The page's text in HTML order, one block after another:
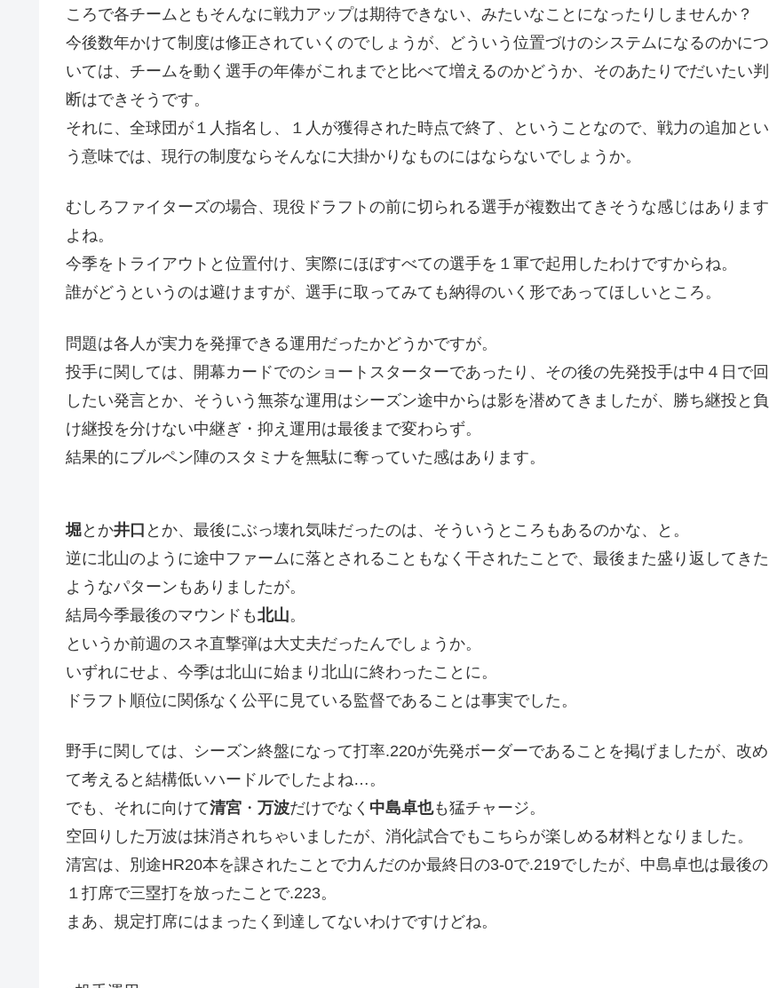
ころで各チームともそんなに戦力アップは期待できない、みたいなことになったりしませんか？
今後数年かけて制度は修正されていくのでしょうが、どういう位置づけのシステムになるのかにつ
いては、チームを動く選手の年俸がこれまでと比べて増えるのかどうか、そのあたりでだいたい判
断はできそうです。
それに、全球団が１人指名し、１人が獲得された時点で終了、ということなので、戦力の追加とい
う意味では、現行の制度ならそんなに大掛かりなものにはならないでしょうか。
むしろファイターズの場合、現役ドラフトの前に切られる選手が複数出てきそうな感じはあります
よね。
今季をトライアウトと位置付け、実際にほぼすべての選手を１軍で起用したわけですからね。
誰がどうというのは避けますが、選手に取ってみても納得のいく形であってほしいところ。
問題は各人が実力を発揮できる運用だったかどうかですが。
投手に関しては、開幕カードでのショートスターターであったり、その後の先発投手は中４日で回
したい発言とか、そういう無茶な運用はシーズン途中からは影を潜めてきましたが、勝ち継投と負
け継投を分けない中継ぎ・抑え運用は最後まで変わらず。
結果的にブルペン陣のスタミナを無駄に奪っていた感はあります。
堀とか井口 とか、最後にぶっ壊れ気味だったのは、そういうところもあるのかな、と。
逆に北山のように途中ファームに落とされることもなく干されたことで、最後また盛り返してきた
ようなパターンもありましたが。
結局今季最後のマウンドも北山。
というか前週のスネ直撃弾は大丈夫だったんでしょうか。
いずれにせよ、今季は北山に始まり北山に終わったことに。
ドラフト順位に関係なく公平に見ている監督であることは事実でした。
野手に関しては、シーズン終盤になって打率.220が先発ボーダーであることを掲げましたが、改め
て考えると結構低いハードルでしたよね…。
でも、それに向けて清宮 ・ 万波だけでなく 中島卓也も猛チャージ。
空回りした万波は抹消されちゃいましたが、消化試合でもこちらが楽しめる材料となりました。
清宮は、別途HR20本を課されたことで力んだのか最終日の3-0で.219でしたが、中島卓也は最後の
１打席で三塁打を放ったことで.223。
まあ、規定打席にはまったく到達してないわけですけどね。